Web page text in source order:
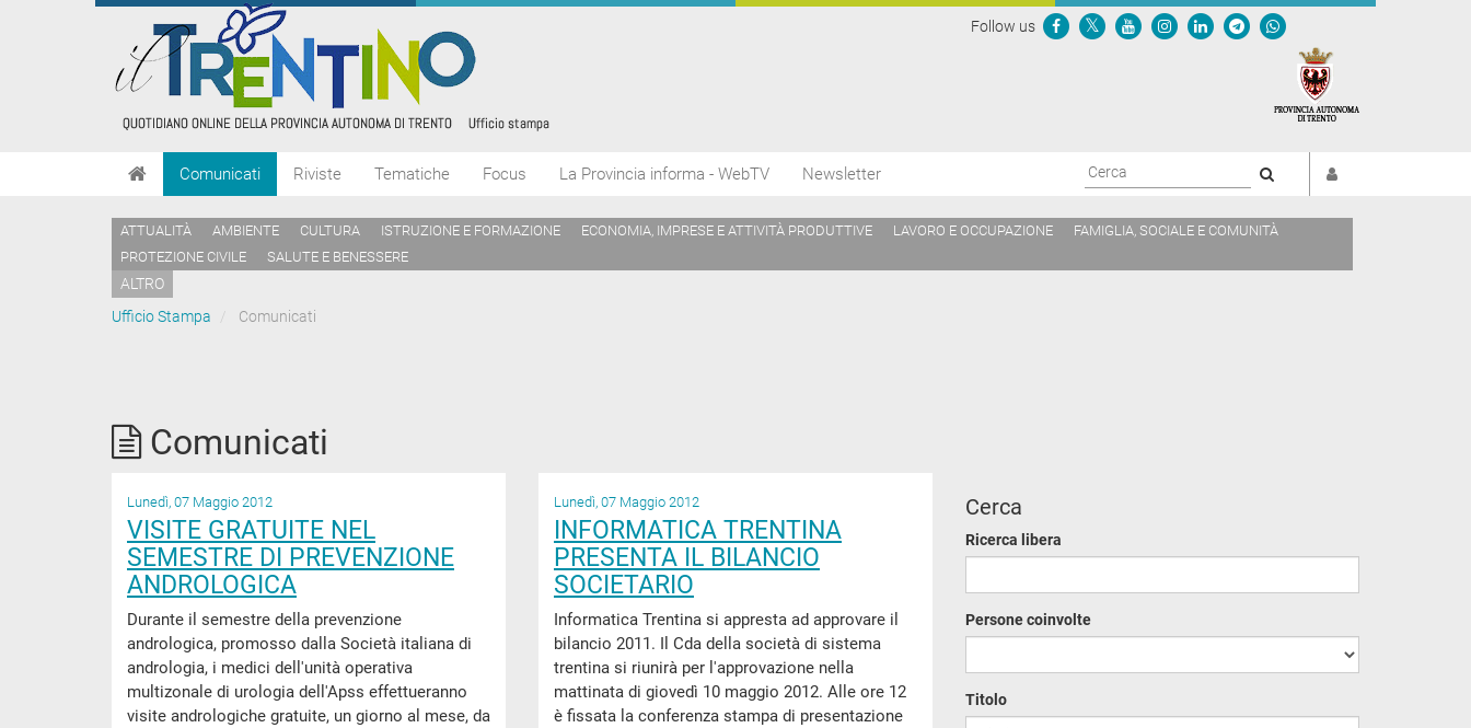
Follow us
Comunicati Riviste Tematiche Focus La Provincia informa - WebTV Newsletter
ATTUALITÀ AMBIENTE CULTURA ISTRUZIONE E FORMAZIONE ECONOMIA, IMPRESE E ATTIVITÀ PRODUTTIVE LAVORO E OCCUPAZIONE
FAMIGLIA, SOCIALE E COMUNITÀ
PROTEZIONE CIVILE
SALUTE E BENESSERE
ALTRO
Ufficio Stampa
Comunicati
Comunicati
Lunedì, 07 Maggio 2012
VISITE GRATUITE NEL
SEMESTRE DI PREVENZIONE
ANDROLOGICA
Durante il semestre della prevenzione
andrologica, promosso dalla Società italiana di
andrologia, i medici dell'unità operativa
multizonale di urologia dell'Apss effettueranno
visite andrologiche gratuite, un giorno al mese, da
Lunedì, 07 Maggio 2012
INFORMATICA TRENTINA
PRESENTA IL BILANCIO
SOCIETARIO
Informatica Trentina si appresta ad approvare il
bilancio 2011. Il Cda della società di sistema
trentina si riunirà per l'approvazione nella
mattinata di giovedì 10 maggio 2012. Alle ore 12
è fissata la conferenza stampa di presentazione
Cerca
Ricerca libera
Persone coinvolte
Titolo